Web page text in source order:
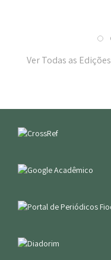
Ver Todas as Edições